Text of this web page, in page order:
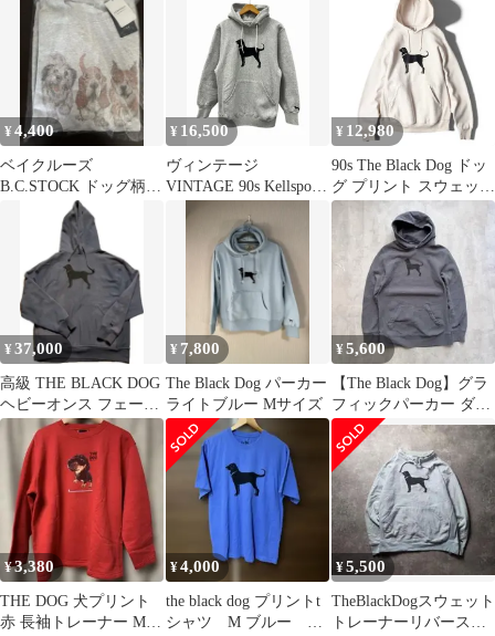
ドッグ USA製 サイズL
¥4,400
ベイクルーズ
B.C.STOCK ドッグ柄
アソートクルーネック
スウェット
¥ 16,500
ヴィンテージ
VINTAGE 90s Kellsport
Dog Reverse Type Sweat
Parka ザ ブラック ドッ
グ リバース タイプ ス
ウェット パーカー フー
ディ L 灰 グレー
260409
¥ 12,980
90s The Black Dog ドッ
グ プリント スウェット
フード パーカー M / 90
年代 オールド RW タイ
プ リバース 犬 プルオ
ーバー トレーナー
¥37,000
高級 THE BLACK DOG
ヘビーオンス フェード
パーカー
¥ 7,800
The Black Dog パーカー
ライトブルー Mサイズ
¥5,600
【The Black Dog】グラ
フィックパーカー ダー
クグレー
¥3,380
THE DOG 犬プリント
赤 長袖トレーナー Mサ
¥4,000
the black dog プリントt
シャツ M ブルー コ
¥5,500
TheBlackDogスウェット
トレーナーリバースウ